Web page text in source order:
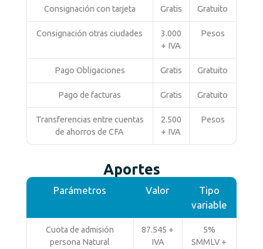
Consignación con tarjeta Gratis Gratuito
Consignación otras ciudades
3.000
+ IVA
Pesos
Pago Obligaciones Gratis Gratuito
Pago de facturas Gratis Gratuito
Transferencias entre cuentas
de ahorros de CFA
2.500
+ IVA
Pesos
Aportes
Parámetros Valor
Tipo
variable
Cuota de admisión
persona Natural
87.545 +
IVA
5%
SMMLV +